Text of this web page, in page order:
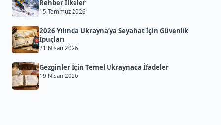
Rehber İlkeler
15 Temmuz 2026
2026 Yılında Ukrayna’ya Seyahat İçin Güvenlik
İpuçları
21 Nisan 2026
Gezginler İçin Temel Ukraynaca İfadeler
19 Nisan 2026